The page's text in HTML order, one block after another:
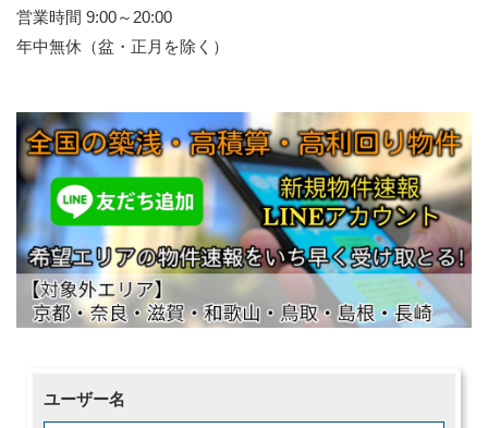
営業時間 9:00～20:00
年中無休（盆・正月を除く）
ユーザー名